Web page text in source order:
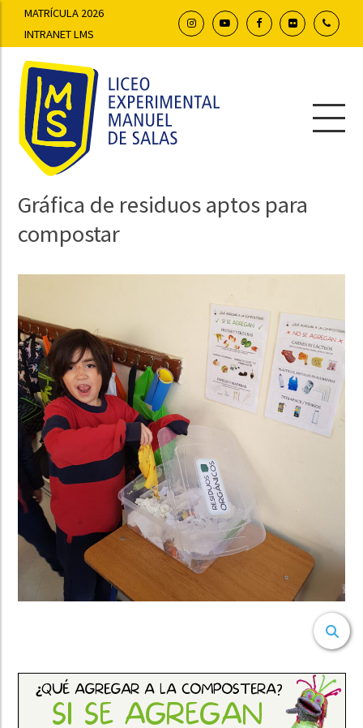
MATRÍCULA 2026
INTRANET LMS
Gráfica de residuos aptos para
compostar